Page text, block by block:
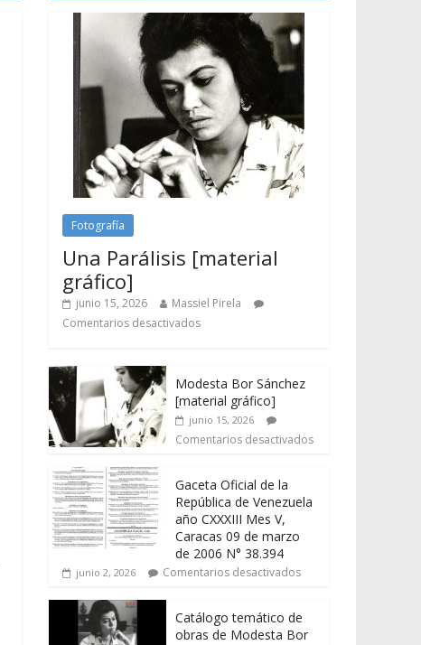
Fotografía
Una Parálisis [material
gráfico]
junio 15, 2026
Massiel Pirela
Comentarios desactivados
Modesta Bor Sánchez
[material gráfico]
junio 15, 2026
Comentarios desactivados
Gaceta Oficial de la
República de Venezuela
año CXXXIII Mes V,
Caracas 09 de marzo
de 2006 N° 38.394
junio 2, 2026 Comentarios desactivados
Catálogo temático de
obras de Modesta Bor